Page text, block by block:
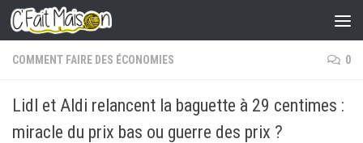
Skip to content
COMMENT FAIRE DES ÉCONOMIES 0
Lidl et Aldi relancent la baguette à 29 centimes :
miracle du prix bas ou guerre des prix ?